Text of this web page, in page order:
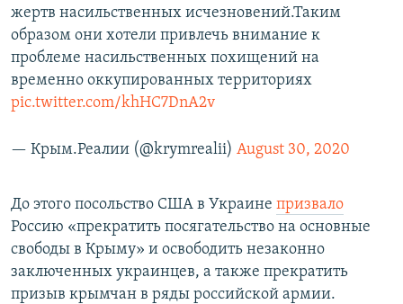
жертв насильственных исчезновений.Таким
образом они хотели привлечь внимание к
проблеме насильственных похищений на
временно оккупированных территориях
pic.twitter.com/khHC7DnA2v
— Крым.Реалии (@krymrealii) August 30, 2020
До этого посольство США в Украине призвало
Россию «прекратить посягательство на основные
свободы в Крыму» и освободить незаконно
заключенных украинцев, а также прекратить
призыв крымчан в ряды российской армии.